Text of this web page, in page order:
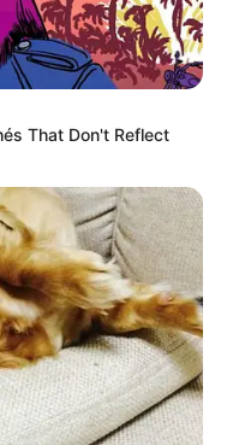
That Don't Reflect